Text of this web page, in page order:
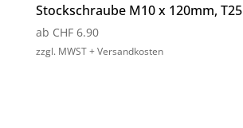
Stockschraube M10 x 120mm, T25
ab CHF6.90
zzgl. MWST + Versandkosten